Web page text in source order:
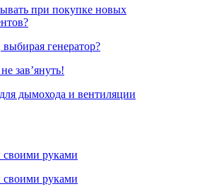
при покупке новых
генератор?
зав’януть!
дымохода и вентиляции
руками
руками